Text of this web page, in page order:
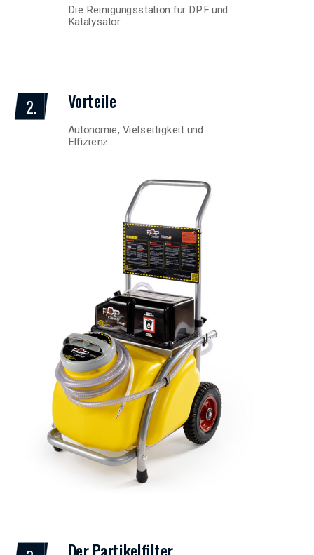
Die Reinigungsstation für DPF und
Katalysator…
2. Vorteile
Autonomie, Vielseitigkeit und
Effizienz…